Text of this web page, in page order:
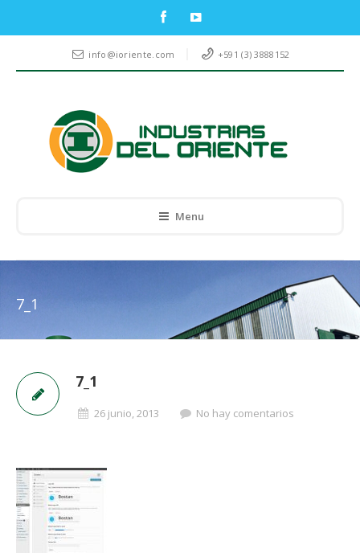
info@ioriente.com +591 (3) 3888152
Menu
7_1
7_1
26 junio, 2013 No hay comentarios